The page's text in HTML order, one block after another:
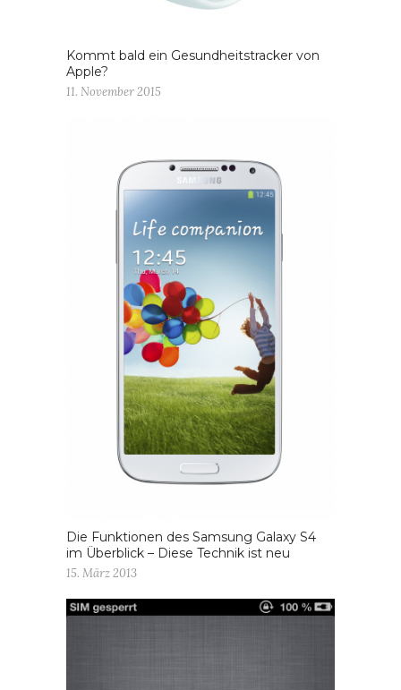
Kommt bald ein Gesundheitstracker von
Apple?
11. November 2015
Die Funktionen des Samsung Galaxy S4
im Überblick – Diese Technik ist neu
15. März 2013